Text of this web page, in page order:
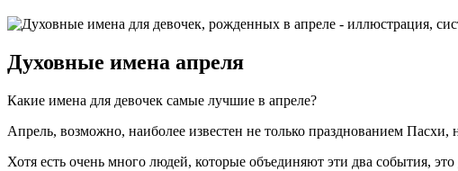
Духовные имена апреля
Какие имена для девочек самые лучшие в апреле?
Апрель, возможно, наиболее известен не только празднованием
Хотя есть очень много людей, которые объединяют эти два события,